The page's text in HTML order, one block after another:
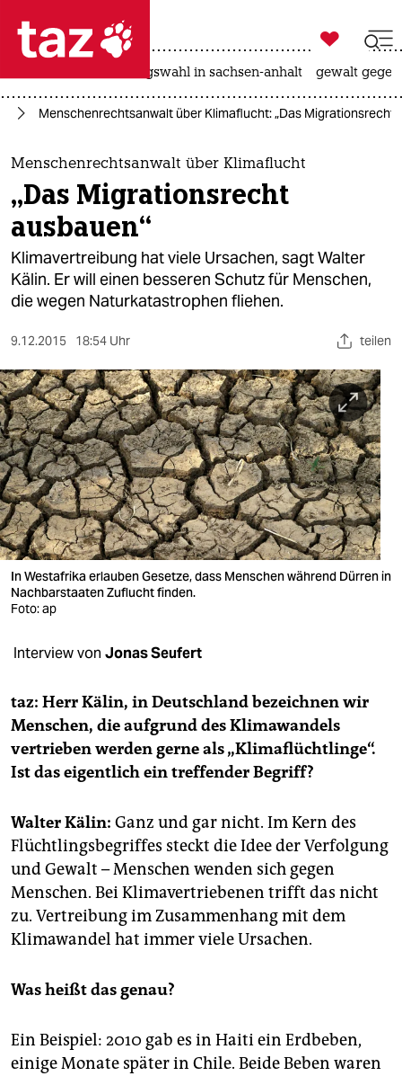
 taz zahl ich
taz zahl ich
themen
politik
öko
gesellschaft
sport
berlin
nord
wahrheit
verlag
verlag
veranstaltungen
unterstützen
genossenschaft

taz zahl ich
landtagswahl in sachsen-anhalt gewalt
Menschenrechtsanwalt über Klimaflucht: „Das Migrationsrecht
Menschenrechtsanwalt über Klimaflucht
„Das Migrationsrecht
ausbauen“
Klimavertreibung hat viele Ursachen, sagt Walter
Kälin. Er will einen besseren Schutz für Menschen,
die wegen Naturkatastrophen fliehen.
9.12.2015 18:54 Uhr teilen
In Westafrika erlauben Gesetze, dass Menschen während Dürren in
Nachbarstaaten Zuflucht finden.
Foto: ap
Interview von Jonas Seufert
taz: Herr Kälin, in Deutschland bezeichnen wir
Menschen, die aufgrund des Klimawandels
vertrieben werden gerne als „Klimaflüchtlinge“.
Ist das eigentlich ein treffender Begriff?
Walter Kälin: Ganz und gar nicht. Im Kern des
Flüchtlingsbegriffes steckt die Idee der Verfolgung
und Gewalt – Menschen wenden sich gegen
Menschen. Bei Klimavertriebenen trifft das nicht
zu. Vertreibung im Zusammenhang mit dem
Klimawandel hat immer viele Ursachen.
Was heißt das genau?
Ein Beispiel: 2010 gab es in Haiti ein Erdbeben,
einige Monate später in Chile. Beide Beben waren